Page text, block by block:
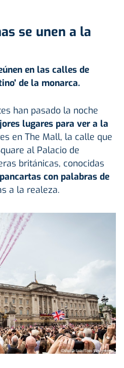
se unen a la
en las calles de
de la monarca.
han pasado la noche
lugares para ver a la
en The Mall, la calle que
al Palacio de
británicas, conocidas
pancartas con palabras de
a la realeza.